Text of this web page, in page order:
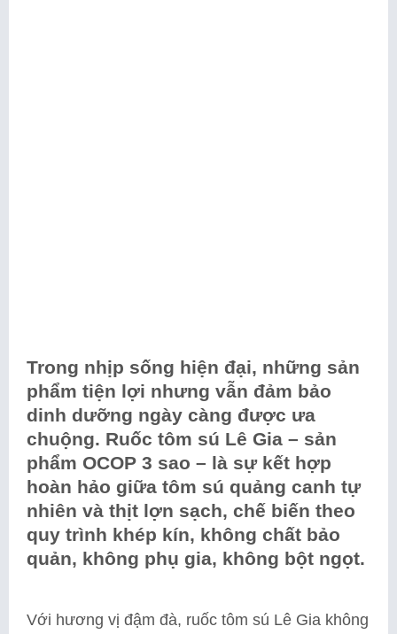
Trong nhịp sống hiện đại, những sản
phẩm tiện lợi nhưng vẫn đảm bảo
dinh dưỡng ngày càng được ưa
chuộng. Ruốc tôm sú Lê Gia – sản
phẩm OCOP 3 sao – là sự kết hợp
hoàn hảo giữa tôm sú quảng canh tự
nhiên và thịt lợn sạch, chế biến theo
quy trình khép kín, không chất bảo
quản, không phụ gia, không bột ngọt.
Với hương vị đậm đà, ruốc tôm sú Lê Gia không